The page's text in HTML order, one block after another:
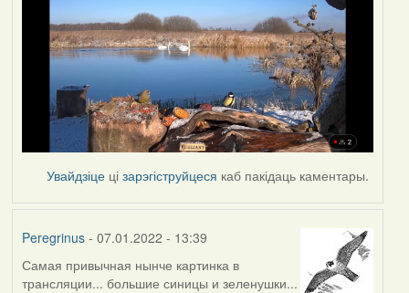
Увайдзіце цізарэгіструйцеся каб пакідаць каментары.
Peregrinus- 07.01.2022 - 13:39
Самая привычная нынче картинка в
трансляции... большие синицы и зеленушки...